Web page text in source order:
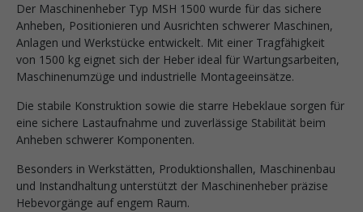
Der Maschinenheber Typ MSH 1500 wurde für das sichere
Anheben, Positionieren und Ausrichten schwerer Maschinen,
Anlagen und Werkstücke entwickelt. Mit einer Tragfähigkeit
von 1500 kg eignet sich der Heber ideal für Wartungsarbeiten,
Maschinenumzüge und industrielle Montageeinsätze.
Die stabile Konstruktion sowie die starre Hebeklaue sorgen für
eine sichere Lastaufnahme und zuverlässige Stabilität beim
Anheben schwerer Komponenten.
Besonders in Werkstätten, Produktionshallen, Maschinenbau
und Instandhaltung unterstützt der Maschinenheber präzise
Hebevorgänge auf engem Raum.